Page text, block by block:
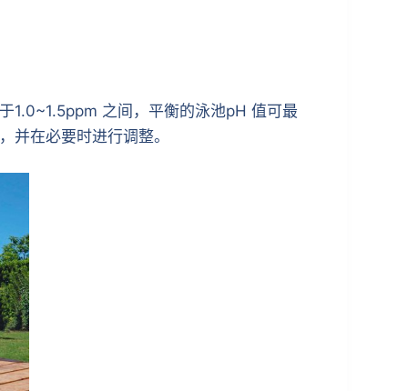
1.0~1.5ppm 之间，平衡的泳池pH 值可最
并在必要时进行调整。